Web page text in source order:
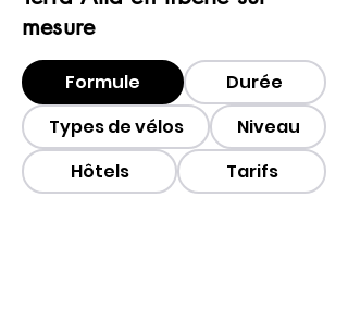
mesure
Formule
Durée
Types de vélos
Niveau
Hôtels
Tarifs